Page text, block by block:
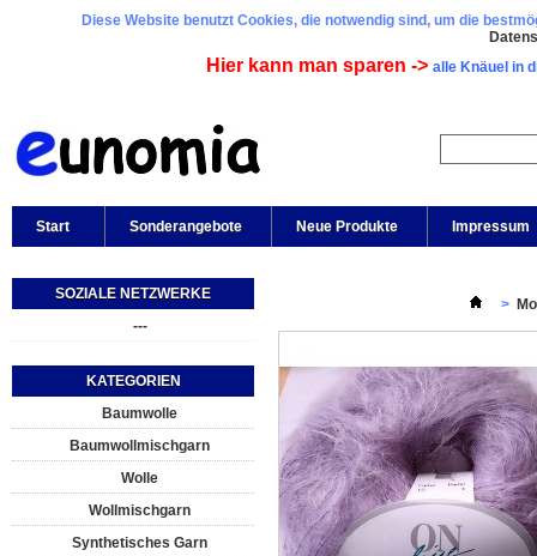
Diese Website benutzt Cookies, die notwendig sind, um die
Hier kann man sparen -> alle Knäuel in
Start Sonderangebote Neue Produkte Impressum
SOZIALE NETZWERKE
---
KATEGORIEN
Baumwolle
Baumwollmischgarn
Wolle
Wollmischgarn
Synthetisches Garn
>